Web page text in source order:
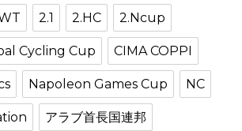
2.1 2.HC 2.Ncup
Cycling Cup CIMA COPPI
Napoleon Games Cup NC
アラブ首長国連邦